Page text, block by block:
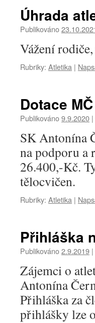
Úhrada
Publikováno
Vážení
Rubriky: Atletika |
Dotace
Publikováno9.9.2020 |
SK Antonína
na podporu a
26.400,-Kč.
tělocvičen.
Rubriky: Atletika |
Přihláška
Publikováno2.9.2019 |
Zájemci o
Antonína
Přihláška za
přihlášky lze